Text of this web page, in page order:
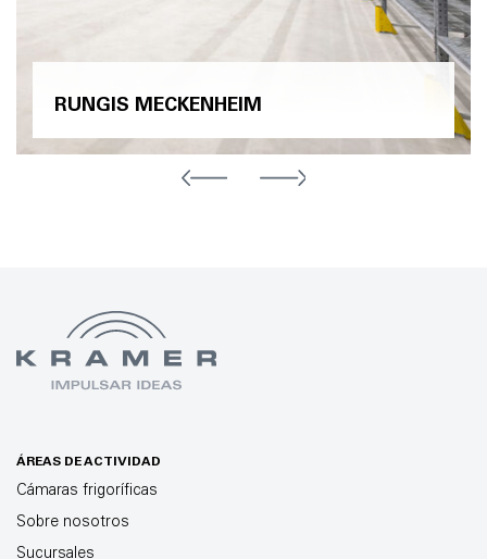
RUNGIS MECKENHEIM
ÁREAS DE ACTIVIDAD
Cámaras frigoríficas
Sobre nosotros
Sucursales